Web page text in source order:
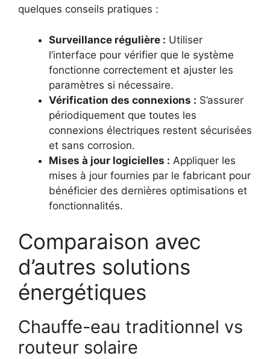
quelques conseils pratiques :
Surveillance régulière : Utiliser
l’interface pour vérifier que le système
fonctionne correctement et ajuster les
paramètres si nécessaire.
Vérification des connexions : S’assurer
périodiquement que toutes les
connexions électriques restent sécurisées
et sans corrosion.
Mises à jour logicielles : Appliquer les
mises à jour fournies par le fabricant pour
bénéficier des dernières optimisations et
fonctionnalités.
Comparaison avec
d’autres solutions
énergétiques
Chauffe-eau traditionnel vs
routeur solaire